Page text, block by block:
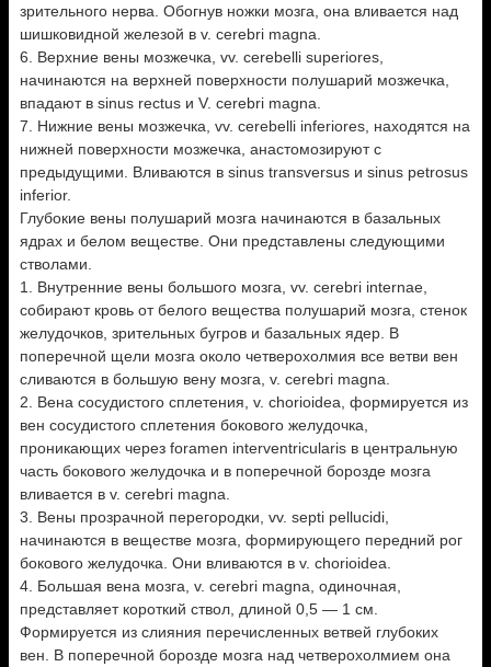
зрительного нерва. Обогнув ножки мозга, она вливается над
шишковидной железой в v. cerebri magna.
6. Верхние вены мозжечка, vv. cerebelli superiores,
начинаются на верхней поверхности полушарий мозжечка,
впадают в sinus rectus и V. cerebri magna.
7. Нижние вены мозжечка, vv. cerebelli inferiores, находятся на
нижней поверхности мозжечка, анастомозируют с
предыдущими. Вливаются в sinus transversus и sinus petrosus
inferior.
Глубокие вены полушарий мозга начинаются в базальных
ядрах и белом веществе. Они представлены следующими
стволами.
1. Внутренние вены большого мозга, vv. cerebri internae,
собирают кровь от белого вещества полушарий мозга, стенок
желудочков, зрительных бугров и базальных ядер. В
поперечной щели мозга около четверохолмия все ветви вен
сливаются в большую вену мозга, v. cerebri magna.
2. Вена сосудистого сплетения, v. chorioidea, формируется из
вен сосудистого сплетения бокового желудочка,
проникающих через foramen interventricularis в центральную
часть бокового желудочка и в поперечной борозде мозга
вливается в v. cerebri magna.
3. Вены прозрачной перегородки, vv. septi pellucidi,
начинаются в веществе мозга, формирующего передний рог
бокового желудочка. Они вливаются в v. chorioidea.
4. Большая вена мозга, v. cerebri magna, одиночная,
представляет короткий ствол, длиной 0,5 — 1 см.
Формируется из слияния перечисленных ветвей глубоких
вен. В поперечной борозде мозга над четверохолмием она